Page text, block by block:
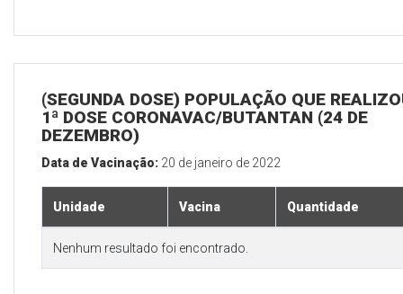
(SEGUNDA DOSE) POPULAÇÃO QUE
1ª DOSE CORONAVAC/BUTANTAN (24 DE
DEZEMBRO)
Data de Vacinação: 20 de janeiro de 2022
Unidade Vacina Quantidade
Nenhum resultado foi encontrado.